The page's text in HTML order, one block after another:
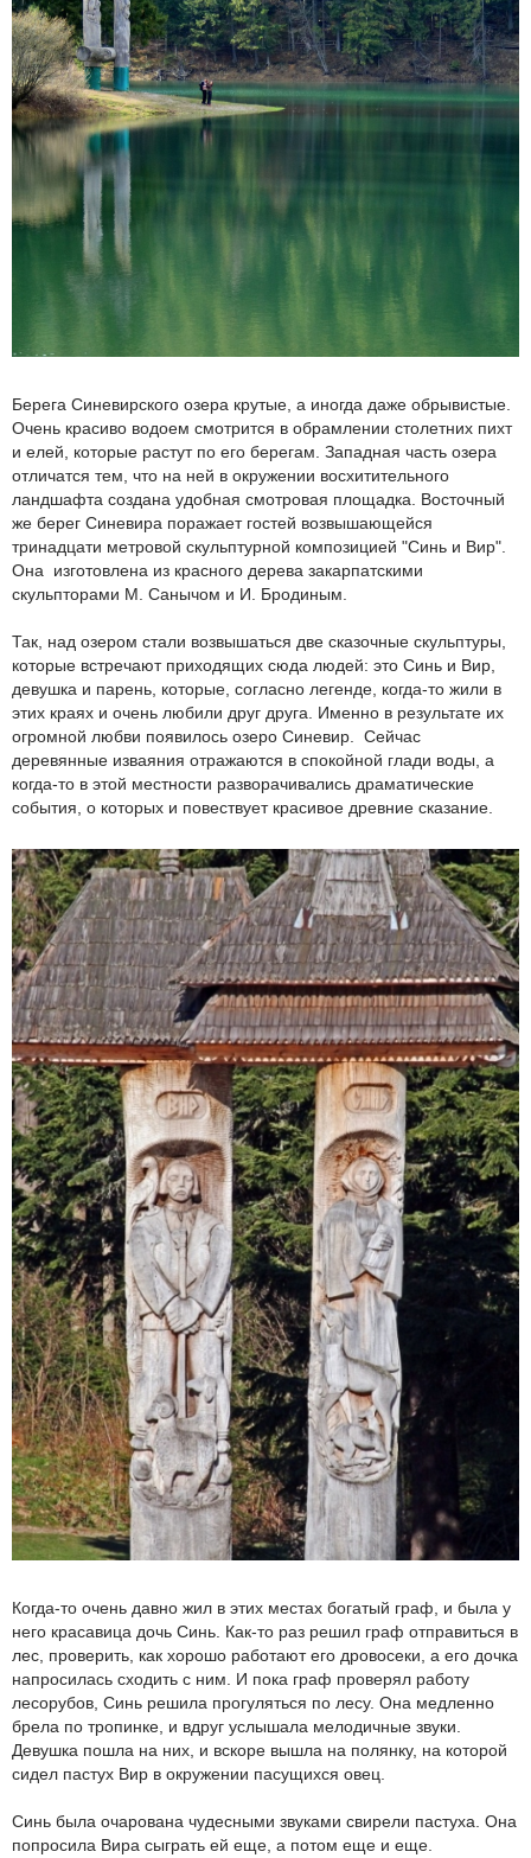
Берега Синевирского озера крутые, а иногда даже обрывистые.
Очень красиво водоем смотрится в обрамлении столетних пихт
и елей, которые растут по его берегам. Западная часть озера
отличатся тем, что на ней в окружении восхитительного
ландшафта создана удобная смотровая площадка. Восточный
же берег Синевира поражает гостей возвышающейся
тринадцати метровой скульптурной композицией "Синь и Вир".
Она изготовлена из красного дерева закарпатскими
скульпторами М. Санычом и И. Бродиным.
Так, над озером стали возвышаться две сказочные скульптуры,
которые встречают приходящих сюда людей: это Синь и Вир,
девушка и парень, которые, согласно легенде, когда-то жили в
этих краях и очень любили друг друга. Именно в результате их
огромной любви появилось озеро Синевир. Сейчас
деревянные изваяния отражаются в спокойной глади воды, а
когда-то в этой местности разворачивались драматические
события, о которых и повествует красивое древние сказание.
Когда-то очень давно жил в этих местах богатый граф, и была у
него красавица дочь Синь. Как-то раз решил граф отправиться в
лес, проверить, как хорошо работают его дровосеки, а его дочка
напросилась сходить с ним. И пока граф проверял работу
лесорубов, Синь решила прогуляться по лесу. Она медленно
брела по тропинке, и вдруг услышала мелодичные звуки.
Девушка пошла на них, и вскоре вышла на полянку, на которой
сидел пастух Вир в окружении пасущихся овец.
Синь была очарована чудесными звуками свирели пастуха. Она
попросила Вира сыграть ей еще, а потом еще и еще.